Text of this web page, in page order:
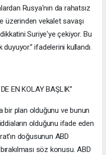
Rusya'nın da rahatsız
üzerinden vekalet savaşı
Suriye'ye çekiyor. Bu
ifadelerini kullandı.
EN KOLAY BAŞLIK”
bir plan olduğunu ve bunun
olduğunu ifade eden
doğusunun ABD
söz konusu. ABD